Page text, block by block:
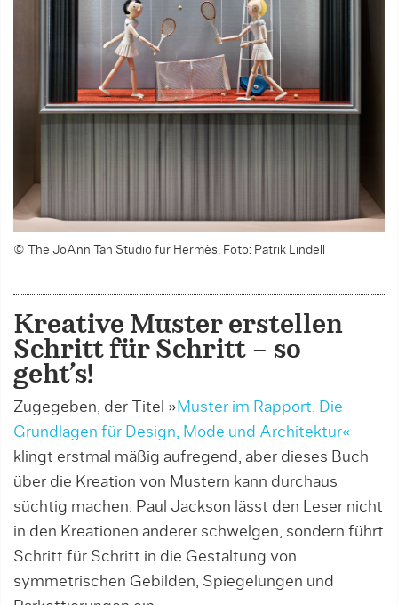
© The JoAnn Tan Studio für Hermès, Foto: Patrik Lindell
Kreative Muster erstellen
Schritt für Schritt – so
geht’s!
Zugegeben, der Titel »Muster im Rapport. Die
Grundlagen für Design, Mode und Architektur«
klingt erstmal mäßig aufregend, aber dieses Buch
über die Kreation von Mustern kann durchaus
süchtig machen. Paul Jackson lässt den Leser nicht
in den Kreationen anderer schwelgen, sondern führt
Schritt für Schritt in die Gestaltung von
symmetrischen Gebilden, Spiegelungen und